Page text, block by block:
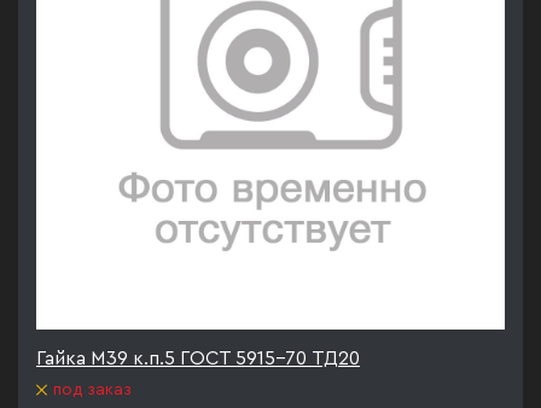
Гайка М39 к.п.5 ГОСТ 5915-70 ТД20
под заказ